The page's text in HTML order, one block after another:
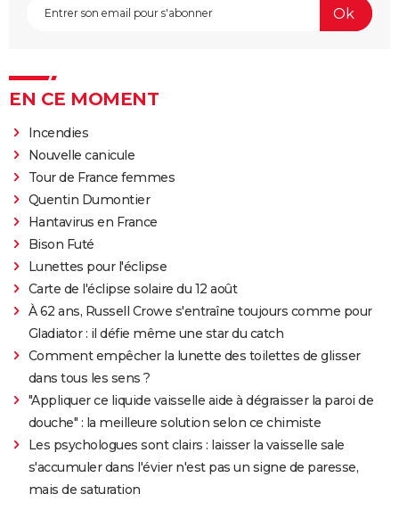
EN CE MOMENT
Incendies
Nouvelle canicule
Tour de France femmes
Quentin Dumontier
Hantavirus en France
Bison Futé
Lunettes pour l'éclipse
Carte de l'éclipse solaire du 12 août
À 62 ans, Russell Crowe s'entraîne toujours comme pour
Gladiator : il défie même une star du catch
Comment empêcher la lunette des toilettes de glisser
dans tous les sens ?
"Appliquer ce liquide vaisselle aide à dégraisser la paroi de
douche" : la meilleure solution selon ce chimiste
Les psychologues sont clairs : laisser la vaisselle sale
s'accumuler dans l'évier n'est pas un signe de paresse,
mais de saturation